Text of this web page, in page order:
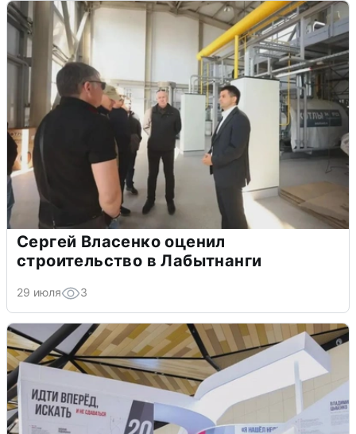
Сергей Власенко оценил
строительство в Лабытнанги
29 июля 3